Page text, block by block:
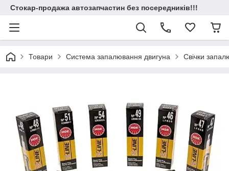
Стокар-продажа автозапчастин без посередників!!!
Товари Система запалювання двигуна Свічки